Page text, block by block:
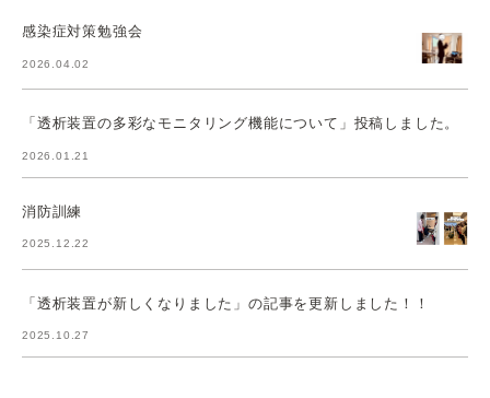
感染症対策勉強会
2026.04.02
「透析装置の多彩なモニタリング機能について」投稿しました。
2026.01.21
消防訓練
2025.12.22
「透析装置が新しくなりました」の記事を更新しました！！
2025.10.27